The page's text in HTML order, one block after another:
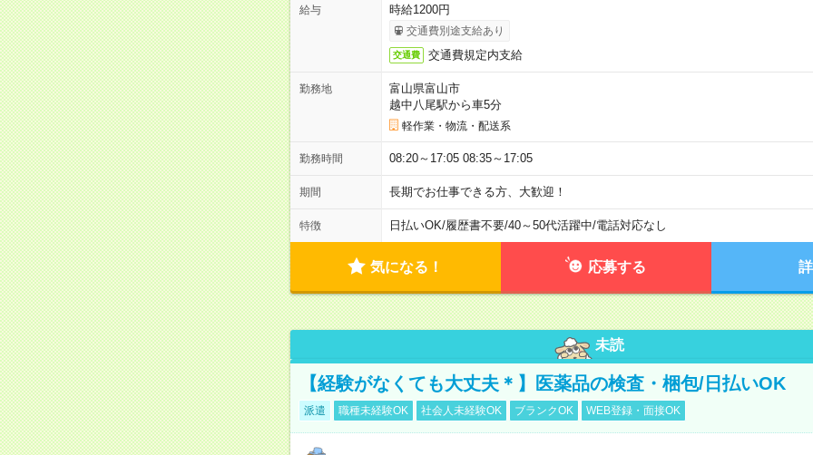
給与 時給1200円
交通費別途支給あり
交通費 交通費規定内支給
勤務地
富山県富山市
越中八尾駅から車5分
軽作業・物流・配送系
勤務時間 08:20～17:05 08:35～17:05
期間 長期でお仕事できる方、大歓迎！
特徴 日払いOK/履歴書不要/40～50代活躍中/電話対応なし
気になる！ 応募する
未読
【経験がなくても大丈夫＊】医薬品の検査・梱包/日払いOK
派遣 職種未経験OK 社会人未経験OK ブランクOK WEB登録・面接OK